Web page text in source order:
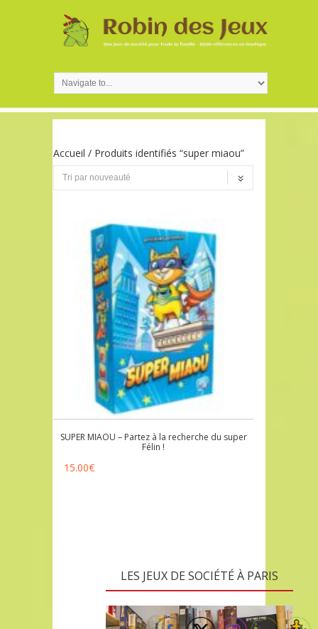
Accueil / Produits identifiés “super miaou”
SUPER MIAOU – Partez à la recherche du super
Félin !
15.00€
LES JEUX DE SOCIÉTÉ À PARIS